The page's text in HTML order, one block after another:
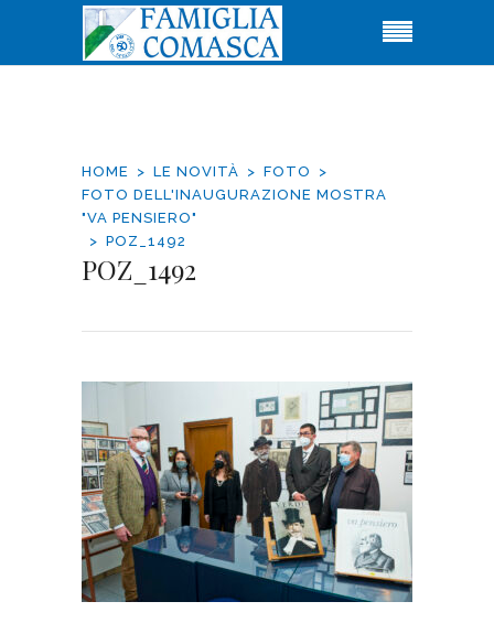
HOME LE NOVITÀ
FOTO
FOTO DELL'INAUGURAZIONE MOSTRA
"VA PENSIERO"
POZ_1492
POZ_1492